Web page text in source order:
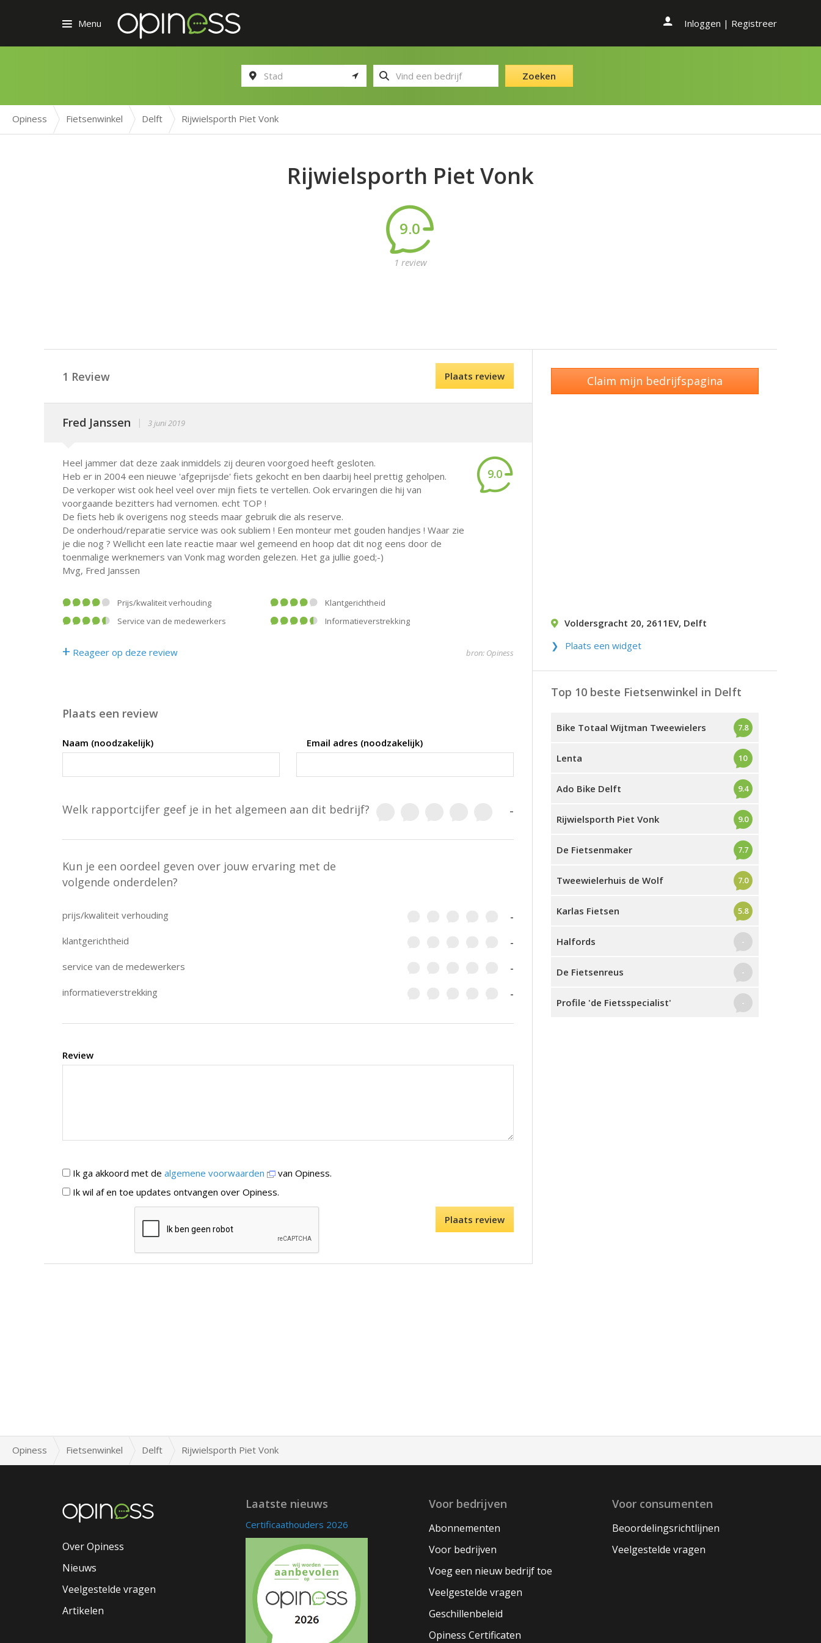
Menu Inloggen | Registreer
Zoeken
Opiness Fietsenwinkel Delft Rijwielsporth Piet Vonk
Rijwielsporth Piet Vonk
9.0
1 review
1 Review Plaats review
Fred Janssen | 3 juni 2019
Heel jammer dat deze zaak inmiddels zij deuren voorgoed heeft gesloten.
Heb er in 2004 een nieuwe 'afgeprijsde' fiets gekocht en ben daarbij heel prettig geholpen.
De verkoper wist ook heel veel over mijn fiets te vertellen. Ook ervaringen die hij van
voorgaande bezitters had vernomen. echt TOP !
De fiets heb ik overigens nog steeds maar gebruik die als reserve.
De onderhoud/reparatie service was ook subliem ! Een monteur met gouden handjes ! Waar zie
je die nog ? Wellicht een late reactie maar wel gemeend en hoop dat dit nog eens door de
toenmalige werknemers van Vonk mag worden gelezen. Het ga jullie goed;-)
Mvg, Fred Janssen
9.0
prijs/kwaliteit verhouding
klantgerichtheid
service van de medewerkers
informatieverstrekking
+ Reageer op deze review bron: Opiness
Plaats een review
Naam (noodzakelijk) Email adres (noodzakelijk)
Welk rapportcijfer geef je in het algemeen aan dit bedrijf? -
Kun je een oordeel geven over jouw ervaring met de
volgende onderdelen?
prijs/kwaliteit verhouding
-
klantgerichtheid
-
service van de medewerkers
-
informatieverstrekking
-
Review
Ik ga akkoord met de algemene voorwaarden
van Opiness.
Ik wil af en toe updates ontvangen over Opiness.
Claim mijn bedrijfspagina
Voldersgracht 20, 2611EV, Delft
Plaats een widget
Top 10 beste Fietsenwinkel in Delft
Bike Totaal Wijtman Tweewielers 7.8
Lenta 10
Ado Bike Delft 9.4
Rijwielsporth Piet Vonk 9.0
De Fietsenmaker 7.7
Tweewielerhuis de Wolf 7.0
Karlas Fietsen 5.8
Halfords -
De Fietsenreus -
Profile 'de Fietsspecialist' -
Opiness Fietsenwinkel Delft Rijwielsporth Piet Vonk
Over Opiness
Nieuws
Veelgestelde vragen
Artikelen
Laatste nieuws
Certificaathouders 2026
Voor bedrijven
Abonnementen
Voor bedrijven
Voeg een nieuw bedrijf toe
Veelgestelde vragen
Geschillenbeleid
Opiness Certificaten
Voor consumenten
Beoordelingsrichtlijnen
Veelgestelde vragen